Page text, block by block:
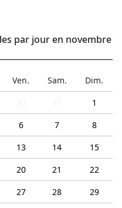
par jour en novembre
Ven. Sam.
Dim.
1
6 7
8
13 14
15
20 21
22
27 28
29